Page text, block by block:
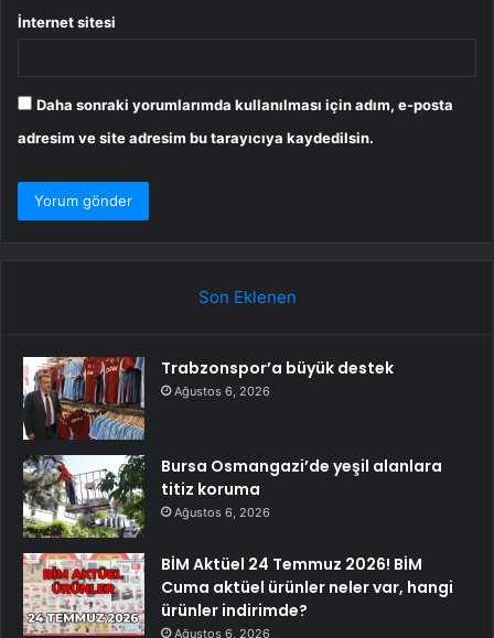
İnternet sitesi
Daha sonraki yorumlarımda kullanılması için adım, e-posta
adresim ve site adresim bu tarayıcıya kaydedilsin.
Son Eklenen
Trabzonspor’a büyük destek
Ağustos 6, 2026
Bursa Osmangazi’de yeşil alanlara
titiz koruma
Ağustos 6, 2026
BİM Aktüel 24 Temmuz 2026! BİM
Cuma aktüel ürünler neler var, hangi
ürünler indirimde?
Ağustos 6, 2026